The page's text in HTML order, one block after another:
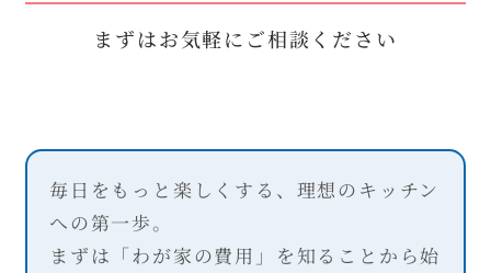
まずはお気軽にご相談ください
毎日をもっと楽しくする、理想のキッチン
への第一歩。
まずは「わが家の費用」を知ることから始